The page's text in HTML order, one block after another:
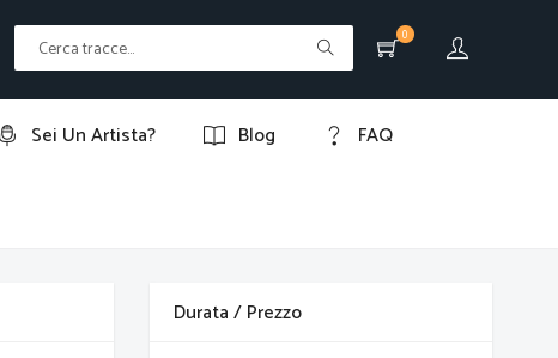
0
Sei Un Artista? Blog FAQ
Durata / Prezzo